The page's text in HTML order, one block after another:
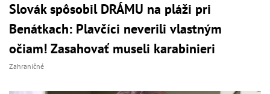
Slovák spôsobil DRÁMU na pláži pri
Benátkach: Plavčíci neverili vlastným
očiam! Zasahovať museli karabinieri
Zahraničné